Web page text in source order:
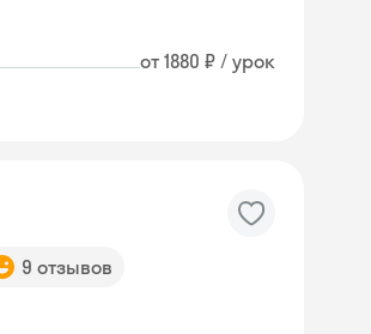
от 1880 ₽ / урок
9 отзывов